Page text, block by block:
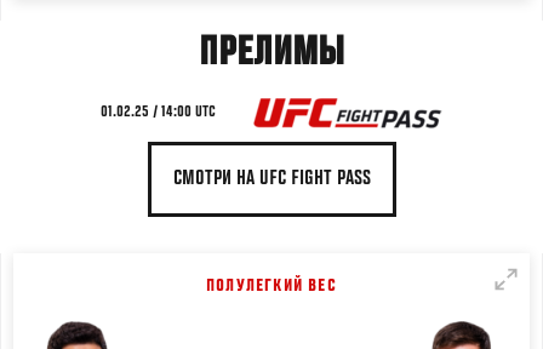
ПРЕЛИМЫ
01.02.25 / 14:00 UTC
СМОТРИ НА UFC FIGHT PASS
ПОЛУЛЕГКИЙ ВЕС